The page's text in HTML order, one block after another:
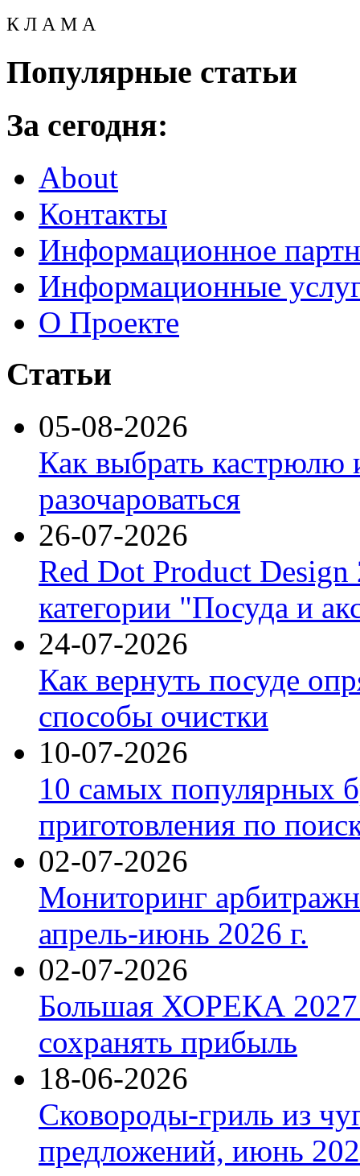
К Л А М А
Популярные статьи
За сегодня:
About
Контакты
Информационное
Информационные
О Проекте
Статьи
05-08-2026
Как выбрать кастрюлю
разочароваться
26-07-2026
Red Dot Product Design
категории "Посуда и
24-07-2026
Как вернуть посуде
способы очистки
10-07-2026
10 самых популярных
приготовления по
02-07-2026
Мониторинг
апрель-июнь 2026 г.
02-07-2026
Большая ХОРЕКА 2027:
сохранять прибыль
18-06-2026
Сковороды-гриль из
предложений, июнь